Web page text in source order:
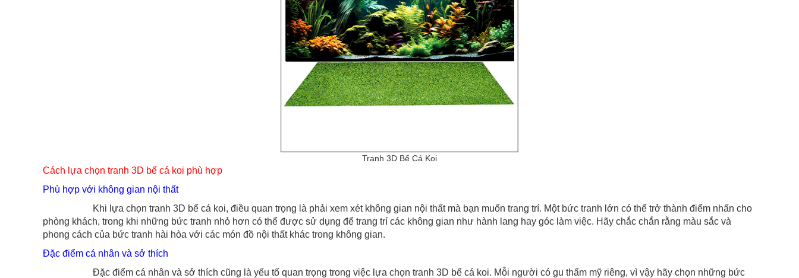
Tranh 3D Bể Cá Koi
Cách lựa chọn tranh 3D bể cá koi phù hợp
Phù hợp với không gian nội thất
Khi lựa chọn tranh 3D bể cá koi, điều quan trọng là phải xem xét không gian nội thất mà bạn muốn trang trí. Một bức tranh lớn có thể trở thành điểm nhấn cho
phòng khách, trong khi những bức tranh nhỏ hơn có thể được sử dụng để trang trí các không gian như hành lang hay góc làm việc. Hãy chắc chắn rằng màu sắc và
phong cách của bức tranh hài hòa với các món đồ nội thất khác trong không gian.
Đặc điểm cá nhân và sở thích
Đặc điểm cá nhân và sở thích cũng là yếu tố quan trọng trong việc lựa chọn tranh 3D bể cá koi. Mỗi người có gu thẩm mỹ riêng, vì vậy hãy chọn những bức